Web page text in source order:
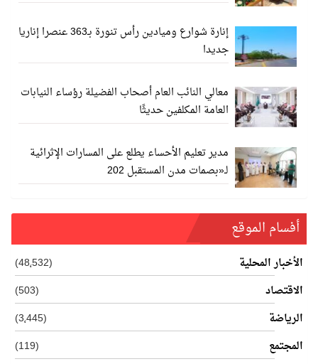
إنارة شوارع وميادين رأس تنورة بـ363 عنصرا إناريا
جديدا
معالي النائب العام أصحاب الفضيلة رؤساء النيابات
العامة المكلفين حديثًا
مدير تعليم الأحساء يطلع على المسارات الإثرائية
لـ«بصمات مدن المستقبل 202
أفسام الموقع
الأخبار المحلية
(48٬532)
الاقتصاد
(503)
الرياضة
(3٬445)
المجتمع
(119)